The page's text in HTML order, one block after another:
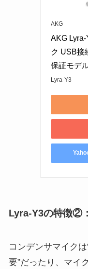
AKG
AKG
ク USB接
保証モデ
Lyra-Y3
Lyra-Y3の特徴②
コンデンサマイク
要”だったり、マイ